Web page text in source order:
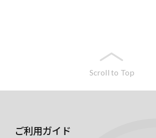
Scroll to Top
ご利用ガイド